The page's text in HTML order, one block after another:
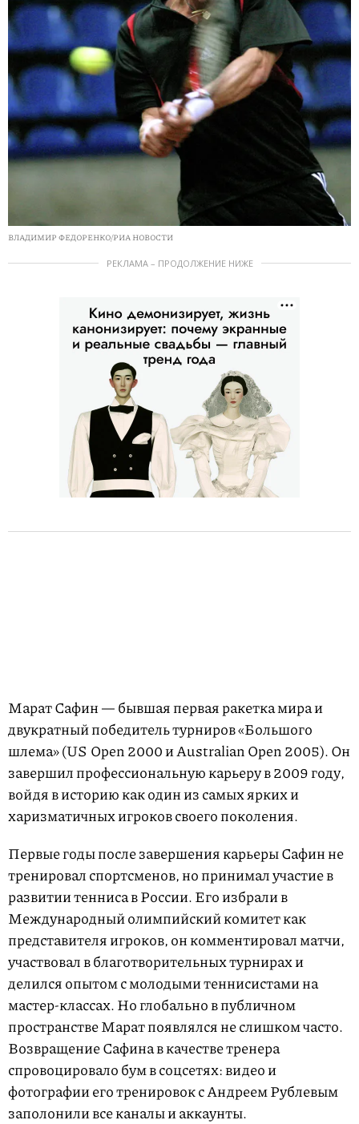
ВЛАДИМИР ФЕДОРЕНКО/РИА НОВОСТИ
РЕКЛАМА – ПРОДОЛЖЕНИЕ НИЖЕ
Марат Сафин — бывшая первая ракетка мира и
двукратный победитель турниров «Большого
шлема» (US Open 2000 и Australian Open 2005). Он
завершил профессиональную карьеру в 2009 году,
войдя в историю как один из самых ярких и
харизматичных игроков своего поколения.
Первые годы после завершения карьеры Сафин не
тренировал спортсменов, но принимал участие в
развитии тенниса в России. Его избрали в
Международный олимпийский комитет как
представителя игроков, он комментировал матчи,
участвовал в благотворительных турнирах и
делился опытом с молодыми теннисистами на
мастер-классах. Но глобально в публичном
пространстве Марат появлялся не слишком часто.
Возвращение Сафина в качестве тренера
спровоцировало бум в соцсетях: видео и
фотографии его тренировок с Андреем Рублевым
заполонили все каналы и аккаунты.